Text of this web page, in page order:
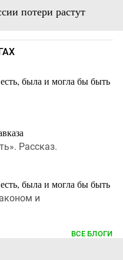
потери растут
была и могла бы быть
Рассказ.
была и могла бы быть
и
ВСЕ БЛОГИ